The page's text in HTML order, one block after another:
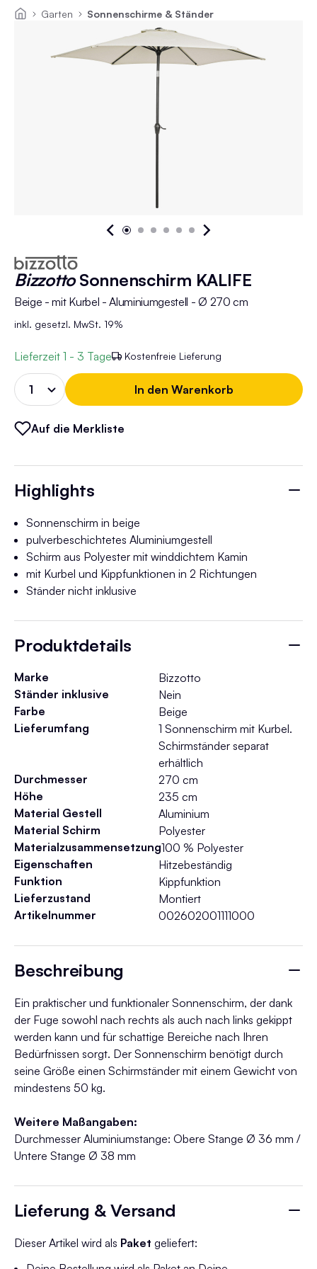
Garten Sonnenschirme & Ständer
BizzottoSonnenschirm KALIFE
Beige - mit Kurbel - Aluminiumgestell - Ø 270 cm
inkl. gesetzl. MwSt. 19%
Lieferzeit 1 - 3 Tage Kostenfreie Lieferung
In den Warenkorb
Auf die Merkliste
Highlights
Sonnenschirm in beige
pulverbeschichtetes Aluminiumgestell
Schirm aus Polyester mit winddichtem Kamin
mit Kurbel und Kippfunktionen in 2 Richtungen
Ständer nicht inklusive
Produktdetails
Marke
Bizzotto
Ständer inklusive
Nein
Farbe
Beige
Lieferumfang
1 Sonnenschirm mit Kurbel.
Schirmständer separat
erhältlich
Durchmesser
270 cm
Höhe
235 cm
Material Gestell
Aluminium
Material Schirm
Polyester
Materialzusammensetzung100 % Polyester
Eigenschaften
Hitzebeständig
Funktion
Kippfunktion
Lieferzustand
Montiert
Artikelnummer
002602001111000
Beschreibung
Ein praktischer und funktionaler Sonnenschirm, der dank
der Fuge sowohl nach rechts als auch nach links gekippt
werden kann und für schattige Bereiche nach Ihren
Bedürfnissen sorgt. Der Sonnenschirm benötigt durch
seine Größe einen Schirmständer mit einem Gewicht von
mindestens 50 kg.
Weitere Maßangaben:
Durchmesser Aluminiumstange: Obere Stange Ø 36 mm /
Untere Stange Ø 38 mm
Lieferung & Versand
Dieser Artikel wird als Paket geliefert: